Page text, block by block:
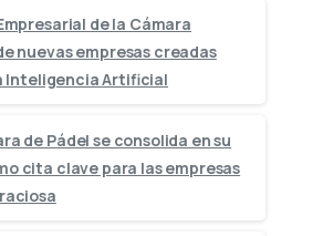
de la Cámara
nuevas empresas creadas
Inteligencia Artificial
de Pádel se consolida en su
cita clave para las empresas